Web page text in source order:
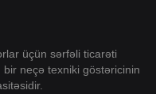
üçün sərfəli ticarəti
neçə texniki göstəricinin